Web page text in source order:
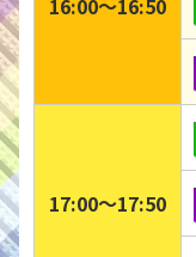
16:00〜16:50
17:00〜17:50